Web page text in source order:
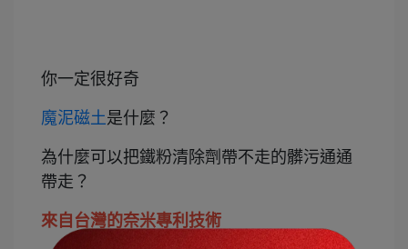
你一定很好奇
魔泥磁土是什麼？
為什麼可以把鐵粉清除劑帶不走的髒污通通
帶走？
來自台灣的奈米專利技術